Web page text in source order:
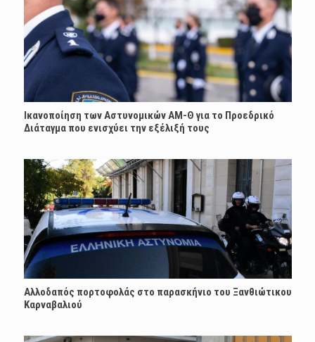
Ικανοποίηση των Αστυνομικών ΑΜ-Θ για το Προεδρικό
Διάταγμα που ενισχύει την εξέλιξή τους
Αλλοδαπός πορτοφολάς στο παρασκήνιο του Ξανθιώτικου
Καρναβαλιού